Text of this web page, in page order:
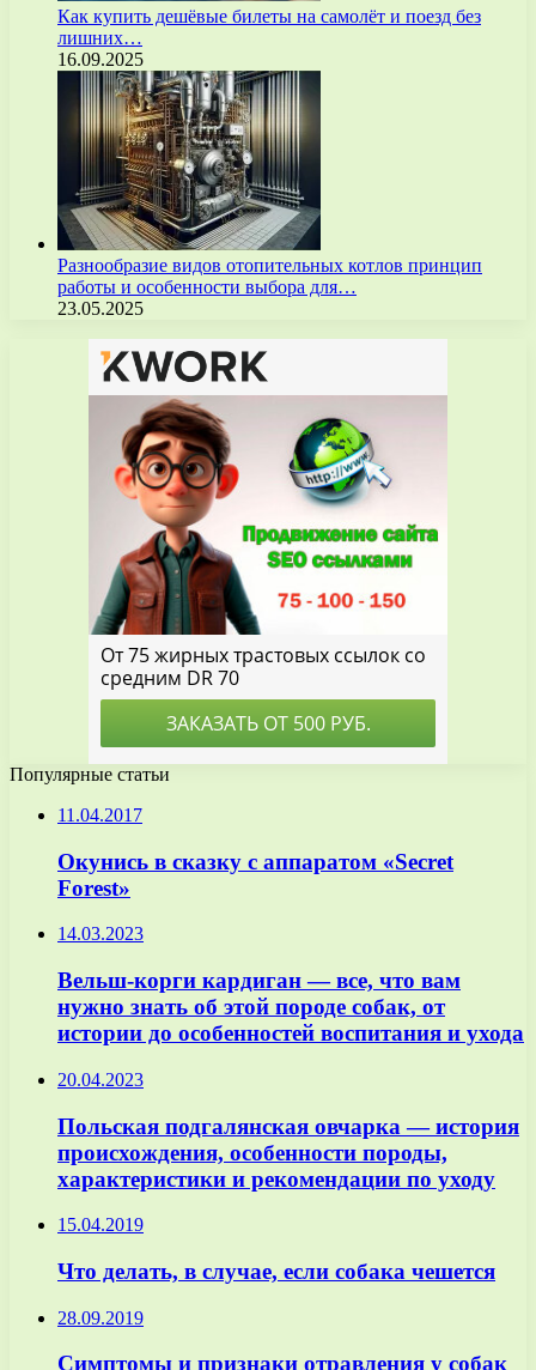
Как купить дешёвые билеты на самолёт и поезд без
лишних…
16.09.2025
Разнообразие видов отопительных котлов принцип
работы и особенности выбора для…
23.05.2025
Популярные статьи
11.04.2017
Окунись в сказку с аппаратом «Secret
Forest»
14.03.2023
Вельш-корги кардиган — все, что вам
нужно знать об этой породе собак, от
истории до особенностей воспитания и ухода
20.04.2023
Польская подгалянская овчарка — история
происхождения, особенности породы,
характеристики и рекомендации по уходу
15.04.2019
Что делать, в случае, если собака чешется
28.09.2019
Симптомы и признаки отравления у собак